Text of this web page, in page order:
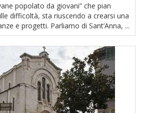
popolato da giovani” che pian
difficoltà, sta riuscendo a crearsi una
e progetti. Parliamo di Sant’Anna, ...